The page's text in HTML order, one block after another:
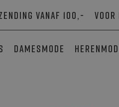
vanaf 100,- Voor
Damesmode